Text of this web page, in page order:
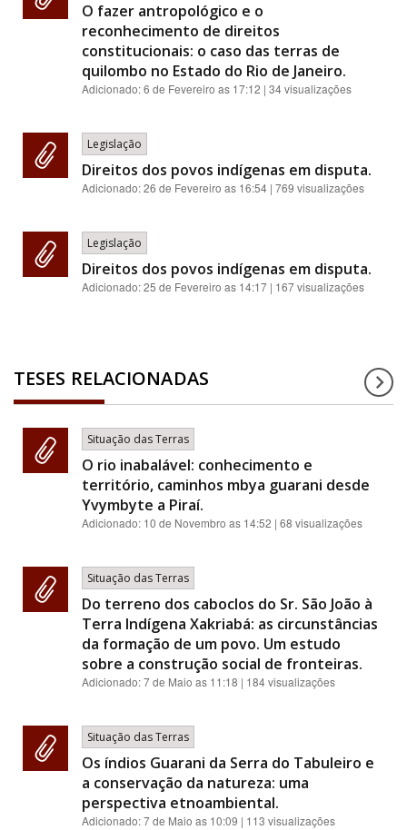
O fazer antropológico e o
reconhecimento de direitos
constitucionais: o caso das terras de
quilombo no Estado do Rio de Janeiro.
Adicionado:6 de Fevereiro as 17:12 | 34 visualizações
Legislação
Direitos dos povos indígenas em disputa.
Adicionado:26 de Fevereiro as 16:54 | 769 visualizações
Legislação
Direitos dos povos indígenas em disputa.
Adicionado:25 de Fevereiro as 14:17 | 167 visualizações
TESES RELACIONADAS
Situação das Terras
O rio inabalável: conhecimento e
território, caminhos mbya guarani desde
Yvymbyte a Piraí.
Adicionado: 10 de Novembro as 14:52 | 68 visualizações
Situação das Terras
Do terreno dos caboclos do Sr. São João à
Terra Indígena Xakriabá: as circunstâncias
da formação de um povo. Um estudo
sobre a construção social de fronteiras.
Adicionado:7 de Maio as 11:18 | 184 visualizações
Situação das Terras
Os índios Guarani da Serra do Tabuleiro e
a conservação da natureza: uma
perspectiva etnoambiental.
Adicionado:7 de Maio as 10:09 | 113 visualizações